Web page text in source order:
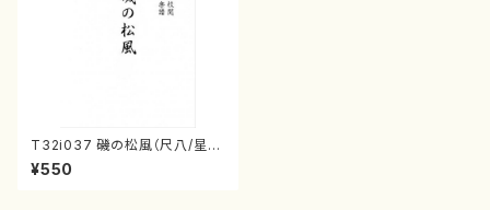
T32i037 磯の松風（尺八/星出
潮山/楽譜）都山流公刊楽譜曲
番：36
¥550